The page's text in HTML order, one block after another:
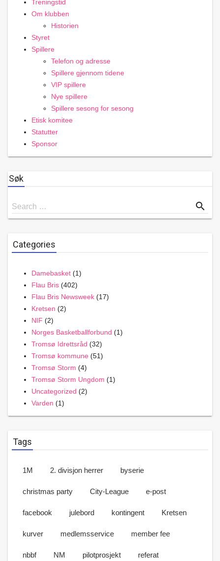
Treningstid
Om klubben
Historien
Styret
Spillere
Telefon og adresse
Spillere gjennom tidene
VIP spillere
Nye spillere
Spillere sesong for sesong
Etisk komitee
Statutter
Sponsor
Søk
Search
for
Search … search
Categories
Damebasket (1)
Flau Bris (402)
Flau Bris Newsweek (17)
Kretsen (2)
NIF (2)
Norges Basketballforbund (1)
Tromsø Idrettsråd (32)
Tromsø kommune (51)
Tromsø Storm (4)
Tromsø Storm Ungdom (1)
Uncategorized (2)
Varden (1)
Tags
1M 2. divisjon herrer byserie
christmas party City-League e-post
facebook julebord kontingent Kretsen
kurver medlemsservice member fee
nbbf NM pilotprosjekt referat